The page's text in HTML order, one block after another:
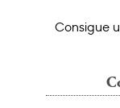
Consigue